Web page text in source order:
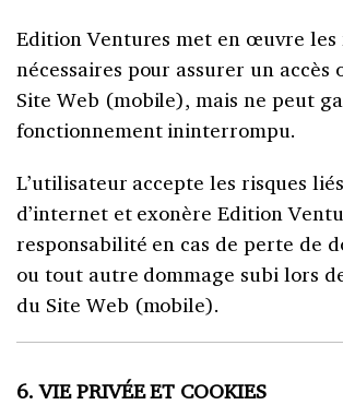
Edition Ventures met en œuvre les
nécessaires pour assurer un accès
Site Web (mobile), mais ne peut
fonctionnement ininterrompu.
L’utilisateur accepte les risques
d’internet et exonère Edition
responsabilité en cas de perte de
ou tout autre dommage subi lors
du Site Web (mobile).
6. VIE PRIVÉE ET COOKIES